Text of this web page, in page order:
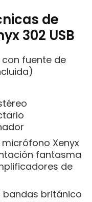
de
302 USB
con fuente de
Xenyx
fantasma
de
bandas británico